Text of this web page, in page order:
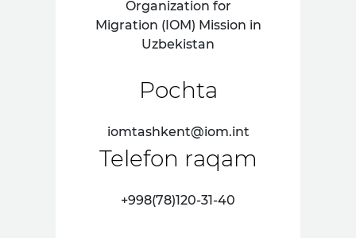
Organization for
Migration (IOM) Mission in
Uzbekistan
Pochta
iomtashkent@iom.int
Telefon raqam
+998(78)120-31-40